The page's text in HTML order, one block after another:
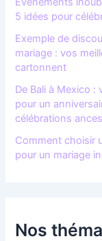
5 idées pour
Exemple de
mariage : vos
cartonnent
De Bali à Mexico
pour un
célébrations
Comment choisir
pour un mariage
Nos